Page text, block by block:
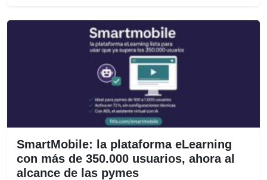
SmartMobile: la plataforma eLearning
con más de 350.000 usuarios, ahora al
alcance de las pymes